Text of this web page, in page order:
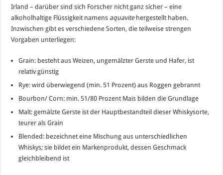
Irland – darüber sind sich Forscher nicht ganz sicher – eine
alkoholhaltige Flüssigkeit namens aquavitehergestellt haben.
Inzwischen gibt es verschiedene Sorten, die teilweise strengen
Vorgaben unterliegen:
Grain: besteht aus Weizen, ungemälzter Gerste und Hafer, ist
relativ günstig
Rye: wird überwiegend (min. 51 Prozent) aus Roggen gebrannt
Bourbon/ Corn: min. 51/80 Prozent Mais bilden die Grundlage
Malt: gemälzte Gerste ist der Hauptbestandteil dieser Whiskysorte,
teurer als Grain
Blended: bezeichnet eine Mischung aus unterschiedlichen
Whiskys; sie bildet ein Markenprodukt, dessen Geschmack
gleichbleibend ist